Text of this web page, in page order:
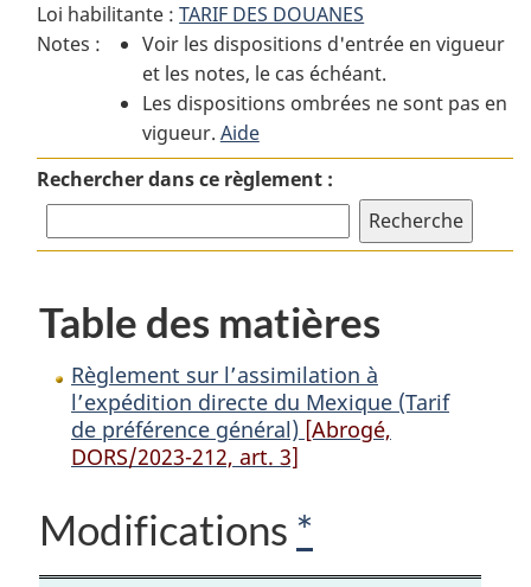
sur
l’assimilation
à
l’expédition
directe
du
Mexique
de
général)
Règlement
sur
l’assimilation
à
l’expédition
directe
du
(Tarif
préférence
général)
Règlement
sur
l’assimilation
à
directe
du
Mexique
(Tarif
préférence
général)
Loi habilitante :TARIF DES DOUANES
Notes :
Voir les dispositions d'entrée en vigueur
et les notes, le cas échéant.
Les dispositions ombrées ne sont pas en
vigueur. Aide
Rechercher dans ce règlement :
Table des matières
Règlement sur l’assimilation à
l’expédition directe du Mexique (Tarif
de préférence général) [Abrogé,
DORS/2023-212, art. 3]
Modifications *